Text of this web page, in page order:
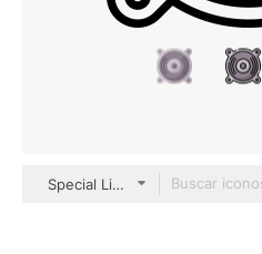
Special Lineal